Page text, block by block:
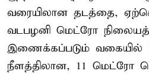
வரையிலான தடத்தை,
வடபழனி மெட்ரோ
இணைக்கப்படும் வகையில்
நீளத்திலான, 11 மெட்ரோ